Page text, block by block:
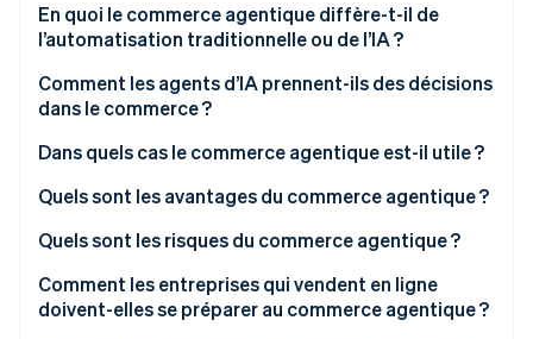
Découvrez comment Stripe construit l’infrastructure
Regarder la vidéo
En quoi le commerce agentique diffère-t-il de
l’automatisation traditionnelle ou de l’IA ?
Raisonnement orienté vers les objectifs
Adaptation face à l’incertitude
Comment les agents d’IA prennent-ils des décisions
dans le commerce ?
Dans quels cas le commerce agentique est-il utile ?
Quels sont les avantages du commerce agentique ?
Quels sont les risques du commerce agentique ?
Comment les entreprises qui vendent en ligne
doivent-elles se préparer au commerce agentique ?